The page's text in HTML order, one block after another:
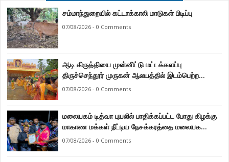
சம்மாந்துறையில் கட்டாக்காலி மாடுகள் பிடிப்பு
07/08/2026 - 0 Comments
ஆடி கிருத்தியை முன்னிட்டு மட்டக்களப்பு
திருச்செந்தூர் முருகன் ஆலயத்தில் இடம்பெற்ற
பால்குட பவனி 1008 சங்கா ஆபிஷேக நிகழ்வு.
07/08/2026 - 0 Comments
மலையகம் டித்வா புயலில் பாதிக்கப்பட்ட போது கிழக்கு
மாகாண மக்கள் நீட்டிய நேசக்கரத்தை மலையக
மக்கள் ஒருபோதும் மறக்கமாட்டார்கள் : நுவரெலியா
07/08/2026 - 0 Comments